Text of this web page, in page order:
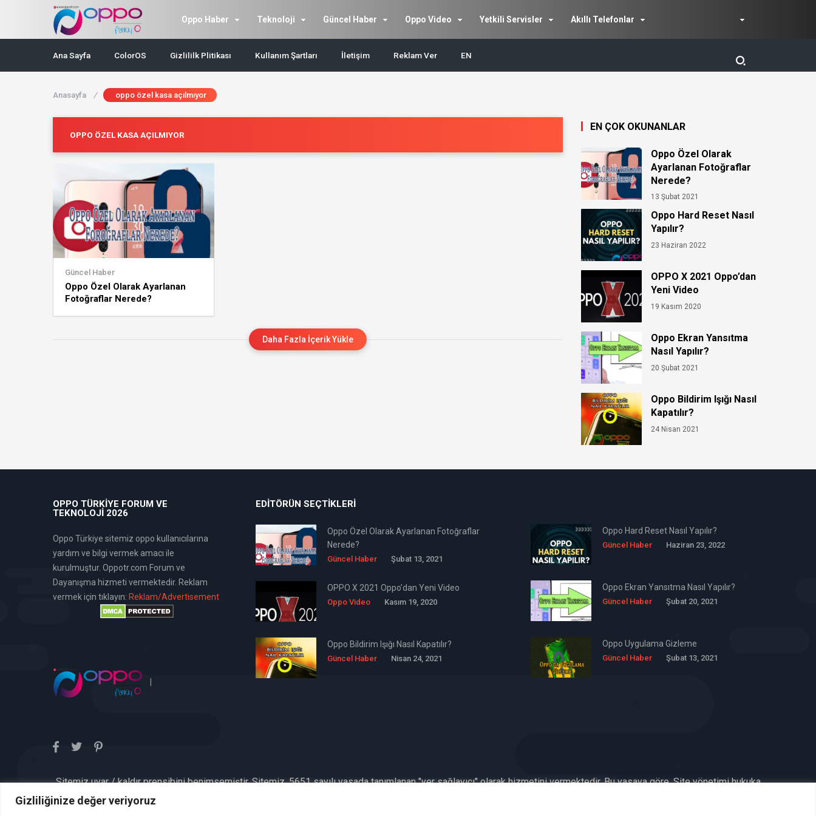
Gizliliğinize değer veriyoruz
Oppo Haber Teknoloji Güncel Haber Oppo Video Yetkili Servisler Akıllı Telefonlar
Ana Sayfa ColorOS Gizlililk Plitikası Kullanım Şartları İletişim Reklam Ver EN
Anasayfa / oppo özel kasa açılmıyor
OPPO ÖZEL KASA AÇILMIYOR
Güncel Haber
Oppo Özel Olarak Ayarlanan
Fotoğraflar Nerede?
Daha Fazla İçerik Yükle
EN ÇOK OKUNANLAR
Oppo Özel Olarak
Ayarlanan Fotoğraflar
Nerede?
13 Şubat 2021
Oppo Hard Reset Nasıl
Yapılır?
23 Haziran 2022
OPPO X 2021 Oppo’dan
Yeni Video
19 Kasım 2020
Oppo Ekran Yansıtma
Nasıl Yapılır?
20 Şubat 2021
Oppo Bildirim Işığı Nasıl
Kapatılır?
24 Nisan 2021
OPPO TÜRKIYE FORUM VE
TEKNOLOJI 2026
Oppo Türkiye sitemiz oppo kullanıcılarına
yardım ve bilgi vermek amacı ile
kurulmuştur. Oppotr.com Forum ve
Dayanışma hizmeti vermektedir. Reklam
vermek için tıklayın: Reklam/Advertisement
|
EDITÖRÜN SEÇTIKLERI
Oppo Özel Olarak Ayarlanan Fotoğraflar
Nerede?
Güncel Haber Şubat 13, 2021
Oppo Hard Reset Nasıl Yapılır?
Güncel Haber Haziran 23, 2022
OPPO X 2021 Oppo’dan Yeni Video
Oppo Video Kasım 19, 2020
Oppo Ekran Yansıtma Nasıl Yapılır?
Güncel Haber Şubat 20, 2021
Oppo Bildirim Işığı Nasıl Kapatılır?
Güncel Haber Nisan 24, 2021
Oppo Uygulama Gizleme
Güncel Haber Şubat 13, 2021
Sitemiz uyar / kaldır prensibini benimsemiştir. Sitemiz, 5651 sayılı yasada tanımlanan "yer sağlayıcı" olarak hizmetini vermektedir. Bu yasaya göre, Site yönetimi hukuka